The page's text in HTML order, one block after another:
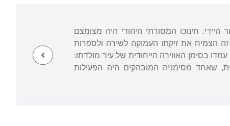
היידי. חינוכו המסורתי היהודי היה מצומצם
הצמיח את זיקתו העמוקה לשירה ולספרות
בסימן האווירה הייחודית של עיר מולדתו:
שאחד מסימניה המובהקים היה הפעילות